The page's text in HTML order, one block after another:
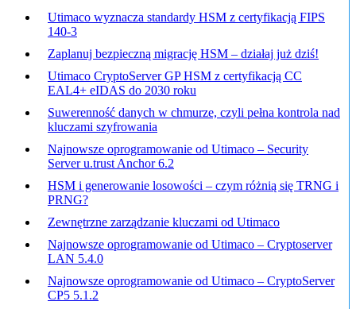
Utimaco wyznacza standardy HSM z certyfikacją FIPS
140-3
Zaplanuj bezpieczną migrację HSM – działaj już dziś!
Utimaco CryptoServer GP HSM z certyfikacją CC
EAL4+ eIDAS do 2030 roku
Suwerenność danych w chmurze, czyli pełna kontrola nad
kluczami szyfrowania
Najnowsze oprogramowanie od Utimaco – Security
Server u.trust Anchor 6.2
HSM i generowanie losowości – czym różnią się TRNG i
PRNG?
Zewnętrzne zarządzanie kluczami od Utimaco
Najnowsze oprogramowanie od Utimaco – Cryptoserver
LAN 5.4.0
Najnowsze oprogramowanie od Utimaco – CryptoServer
CP5 5.1.2